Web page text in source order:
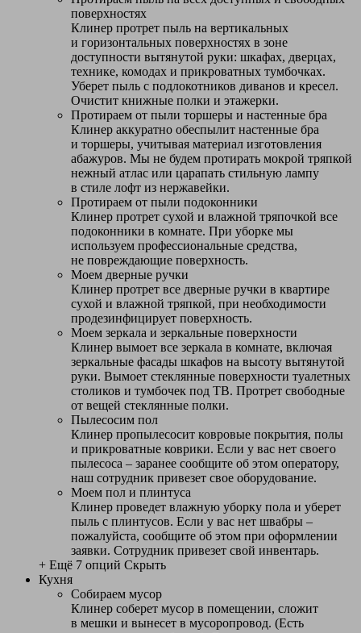
поверхностях
Клинер протрет пыль на вертикальных
и горизонтальных поверхностях в зоне
доступности вытянутой руки: шкафах, дверцах,
технике, комодах и прикроватных тумбочках.
Уберет пыль с подлокотников диванов и кресел.
Очистит книжные полки и этажерки.
Протираем от пыли торшеры и настенные бра
Клинер аккуратно обеспылит настенные бра
и торшеры, учитывая материал изготовления
абажуров. Мы не будем протирать мокрой тряпкой
нежный атлас или царапать стильную лампу
в стиле лофт из нержавейки.
Протираем от пыли подоконники
Клинер протрет сухой и влажной тряпочкой все
подоконники в комнате. При уборке мы
используем профессиональные средства,
не повреждающие поверхность.
Моем дверные ручки
Клинер протрет все дверные ручки в квартире
сухой и влажной тряпкой, при необходимости
продезинфицирует поверхность.
Моем зеркала и зеркальные поверхности
Клинер вымоет все зеркала в комнате, включая
зеркальные фасады шкафов на высоту вытянутой
руки. Вымоет стеклянные поверхности туалетных
столиков и тумбочек под ТВ. Протрет свободные
от вещей стеклянные полки.
Пылесосим пол
Клинер пропылесосит ковровые покрытия, полы
и прикроватные коврики. Если у вас нет своего
пылесоса – заранее сообщите об этом оператору,
наш сотрудник привезет свое оборудование.
Моем пол и плинтуса
Клинер проведет влажную уборку пола и уберет
пыль с плинтусов. Если у вас нет швабры –
пожалуйста, сообщите об этом при оформлении
заявки. Сотрудник привезет свой инвентарь.
+ Ещё 7 опций Скрыть
Кухня
Собираем мусор
Клинер соберет мусор в помещении, сложит
в мешки и вынесет в мусоропровод. (Есть